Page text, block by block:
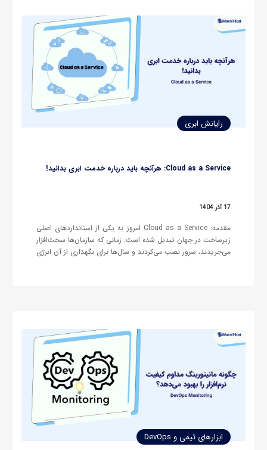
رایانش ابری
Cloud as a Service: هرآنچه باید درباره خدمت ابری بدانید!
17 آذر 1404
مقدمه: Cloud as a Service امروز به یکی از استانداردهای اصلی
زیرساخت در جهان تبدیل شده است. زمانی که سازمان‌ها سخت‌افزار
می‌خریدند، سرور نصب می‌کردند و سال‌ها برای نگهداری از آن انرژی
ابزارهای تیمی و DevOps